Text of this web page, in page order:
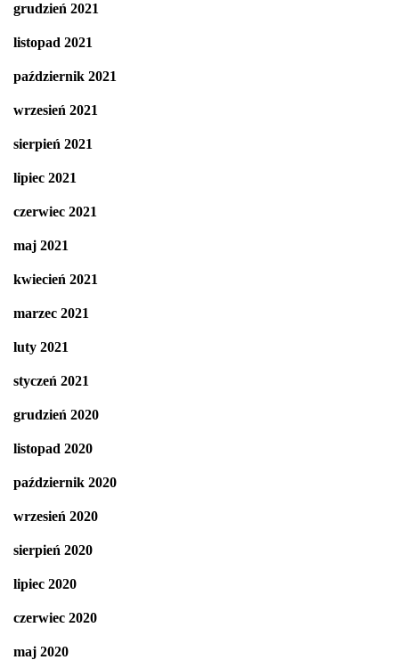
grudzień 2021
listopad 2021
październik 2021
wrzesień 2021
sierpień 2021
lipiec 2021
czerwiec 2021
maj 2021
kwiecień 2021
marzec 2021
luty 2021
styczeń 2021
grudzień 2020
listopad 2020
październik 2020
wrzesień 2020
sierpień 2020
lipiec 2020
czerwiec 2020
maj 2020